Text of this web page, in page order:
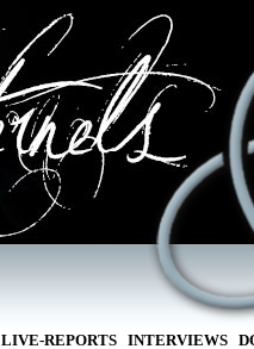
LIVE-REPORTS INTERVIEWS